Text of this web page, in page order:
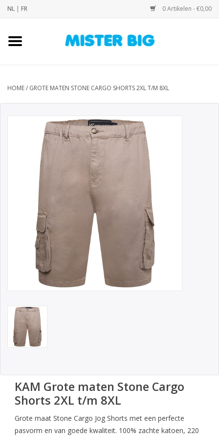
NL | FR 0 Artikelen - €0,00
Home
Onze Winkel
HOME/ GROTE MATEN STONE CARGO SHORTS 2XL T/M 8XL
KAM Grote maten Stone Cargo
Shorts 2XL t/m 8XL
Grote maat Stone Cargo Jog Shorts met een perfecte
pasvorm en van goede kwaliteit. 100% zachte katoen, 220